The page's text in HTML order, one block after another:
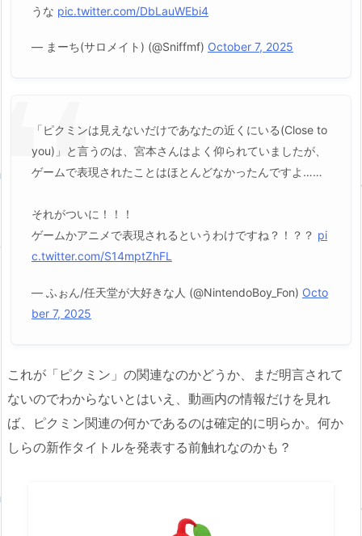
うな pic.twitter.com/DbLauWEbi4
— まーち(サロメイト) (@Sniffmf) October 7, 2025
「ピクミンは見えないだけであなたの近くにいる(Close to
you)」と言うのは、宮本さんはよく仰られていましたが、
ゲームで表現されたことはほとんどなかったんですよ……
それがついに！！！
ゲームかアニメで表現されるというわけですね？！？？ pi
c.twitter.com/S14mptZhFL
— ふぉん/任天堂が大好きな人 (@NintendoBoy_Fon) Octo
ber 7, 2025
これが「ピクミン」の関連なのかどうか、まだ明言されて
ないのでわからないとはいえ、動画内の情報だけを見れ
ば、ピクミン関連の何かであるのは確定的に明らか。何か
しらの新作タイトルを発表する前触れなのかも？